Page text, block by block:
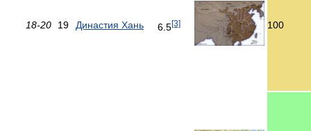
18-20 19 Династия Хань 6.5[3] 100